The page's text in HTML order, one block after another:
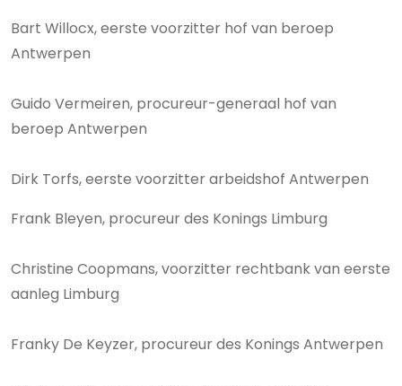
Bart Willocx, eerste voorzitter hof van beroep
Antwerpen
Guido Vermeiren, procureur-generaal hof van
beroep Antwerpen
Dirk Torfs, eerste voorzitter arbeidshof Antwerpen
Frank Bleyen, procureur des Konings Limburg
Christine Coopmans, voorzitter rechtbank van eerste
aanleg Limburg
Franky De Keyzer, procureur des Konings Antwerpen